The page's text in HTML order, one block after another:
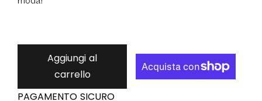
Aggiungi al
carrello